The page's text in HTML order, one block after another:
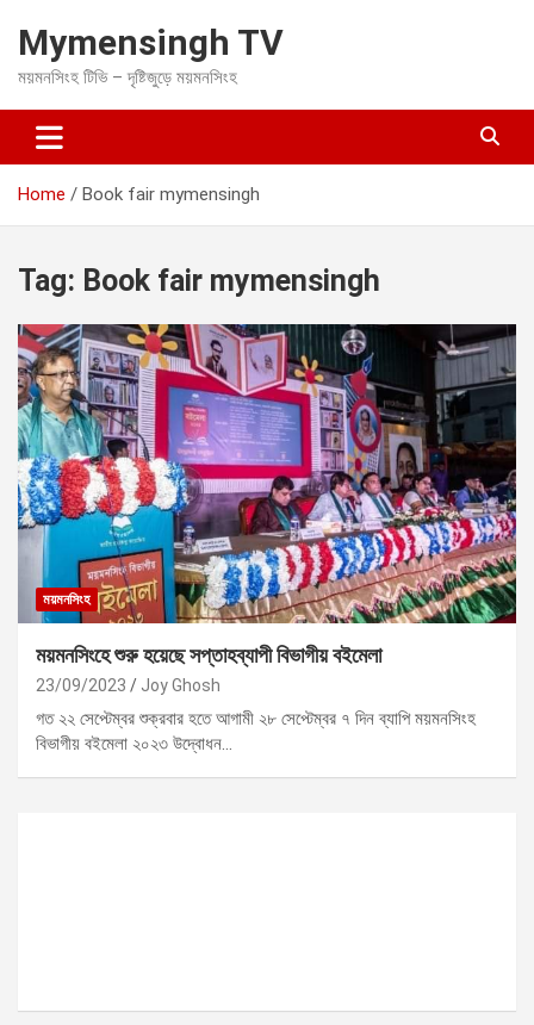
t
c
Mymensingh TV
ময়মনসিংহ টিভি – দৃষ্টিজুড়ে ময়মনসিংহ
Home Book fair mymensingh
Tag: Book fair mymensingh
ময়মনসিংহ
ময়মনসিংহে শুরু হয়েছে সপ্তাহব্যাপী বিভাগীয় বইমেলা
23/09/2023 Joy Ghosh
গত ২২ সেপ্টেম্বর শুক্রবার হতে আগামী ২৮ সেপ্টেম্বর ৭ দিন ব্যাপি ময়মনসিংহ
বিভাগীয় বইমেলা ২০২৩ উদ্বোধন…